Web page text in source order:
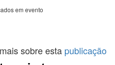
em evento
sobre esta publicação